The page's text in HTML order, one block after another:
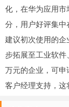
化，在华为应用市
分，用户好评集中
建议初次使用的企
步拓展至工业软
万元的企业，可申
客户经理支持，这